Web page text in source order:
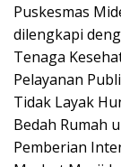
Puskesmas
dilengkapi
Tenaga
Pelayanan
Tidak Layak
Bedah Rumah
Pemberian